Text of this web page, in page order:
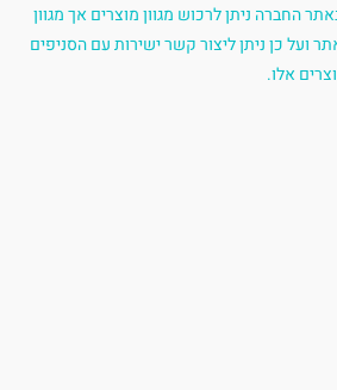
החברה ניתן לרכוש מגוון מוצרים אך מגוון
ועל כן ניתן ליצור קשר ישירות עם הסניפים
אלו.